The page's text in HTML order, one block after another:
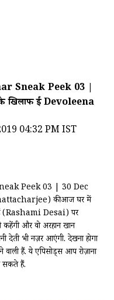
Sneak Peek 03 |
हुईं Devoleena
04:32 PM IST
Peek 03 | 30 Dec
Bhattacharjee) कीआज घर में
(Rashami Desai) पर
कहेंगी और वो अरहान खान
भी नज़र आएंगी. देखना होगा
हैं. ये एपिसोड्स आप रोज़ाना
सकते हैं.